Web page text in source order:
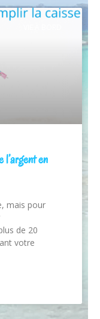
en
mais pour
de 20
votre